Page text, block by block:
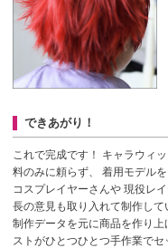
できあがり！
これで完成です！
キャラウィ
料のみに頼らず、
着用モデル
コスプレイヤーさんや 現役レ
長の意見も取り入れて制作して
制作データを元に商品を作り上
ストがひとつひとつ手作業でセ